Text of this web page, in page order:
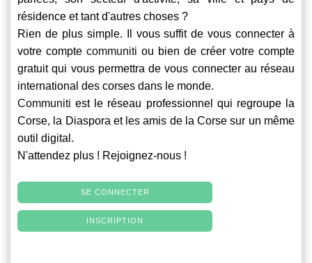
résidence et tant d'autres choses ?
Rien de plus simple. Il vous suffit de vous connecter à
votre compte communiti ou bien de créer votre compte
gratuit qui vous permettra de vous connecter au réseau
international des corses dans le monde.
Communiti est le réseau professionnel qui regroupe la
Corse, la Diaspora et les amis de la Corse sur un même
outil digital.
N'attendez plus ! Rejoignez-nous !
SE CONNECTER
INSCRIPTION